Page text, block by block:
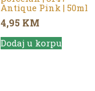
Antique Pink | 50ml
4,95 KM
Dodaj u korpu